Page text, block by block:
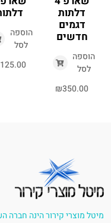
דלתות
דגמים
חדשים
הוספה
לסל
₪350.00
הוספה
לסל
125.00
מיטל מוצרי קירור הינה חברה